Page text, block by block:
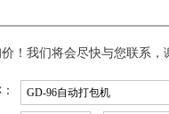
！我们将会尽快与您联系，